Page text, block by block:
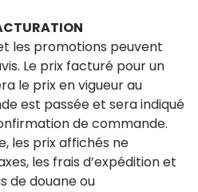
les promotions peuvent
Le prix facturé pour un
le prix en vigueur au
est passée et sera indiqué
de commande.
les prix affichés ne
les frais d’expédition et
de douane ou